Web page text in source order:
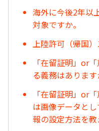
海外に今後2年以
対象ですか。
上陸許可（帰国）
「在留証明」or
る義務はあります
「在留証明」or
は画像データと
報の設定方法を教